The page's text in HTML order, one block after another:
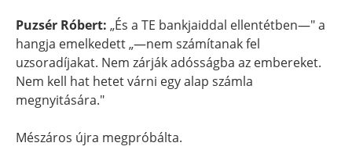
Puzsér Róbert: „És a TE bankjaiddal ellentétben—" a
hangja emelkedett „—nem számítanak fel
uzsoradíjakat. Nem zárják adósságba az embereket.
Nem kell hat hetet várni egy alap számla
megnyitására."
Mészáros újra megpróbálta.